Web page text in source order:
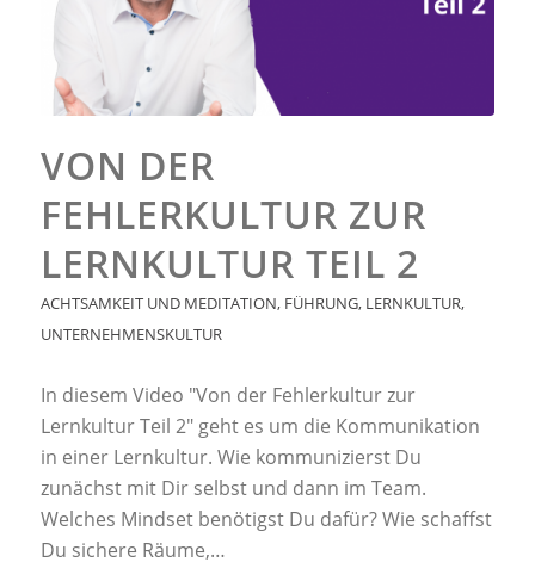
VON DER
FEHLERKULTUR ZUR
LERNKULTUR TEIL 2
ACHTSAMKEIT UND MEDITATION, FÜHRUNG, LERNKULTUR,
UNTERNEHMENSKULTUR
In diesem Video "Von der Fehlerkultur zur
Lernkultur Teil 2" geht es um die Kommunikation
in einer Lernkultur. Wie kommunizierst Du
zunächst mit Dir selbst und dann im Team.
Welches Mindset benötigst Du dafür? Wie schaffst
Du sichere Räume,…